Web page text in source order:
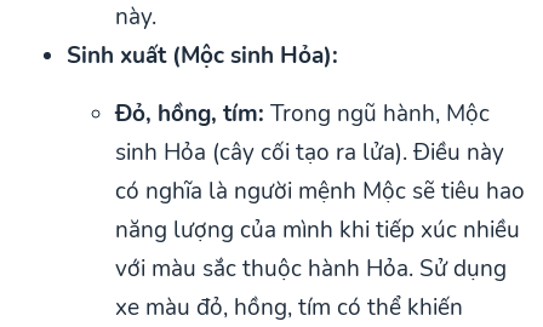
này.
Sinh xuất (Mộc sinh Hỏa):
Đỏ, hồng, tím: Trong ngũ hành, Mộc
sinh Hỏa (cây cối tạo ra lửa). Điều này
có nghĩa là người mệnh Mộc sẽ tiêu hao
năng lượng của mình khi tiếp xúc nhiều
với màu sắc thuộc hành Hỏa. Sử dụng
xe màu đỏ, hồng, tím có thể khiến